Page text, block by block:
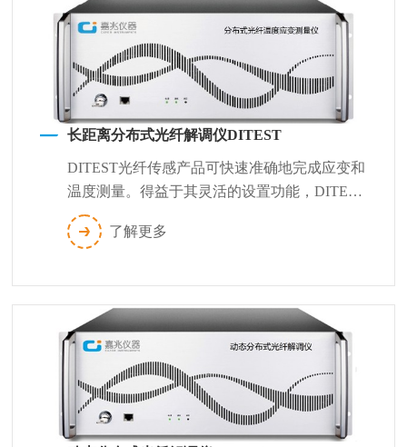
长距离分布式光纤解调仪DITEST
DITEST光纤传感产品可快速准确地完成应变和
温度测量。得益于其灵活的设置功能，DITEST
测量系统能很好地适应各种测试...
了解更多